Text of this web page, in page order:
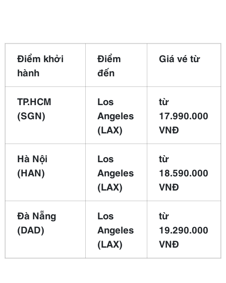
Điểm khởi
hành
Điểm
đến
Giá vé từ
TP.HCM
(SGN)
Los
Angeles
(LAX)
từ
17.990.000
VNĐ
Hà Nội
(HAN)
Los
Angeles
(LAX)
từ
18.590.000
VNĐ
Đà Nẵng
(DAD)
Los
Angeles
(LAX)
từ
19.290.000
VNĐ